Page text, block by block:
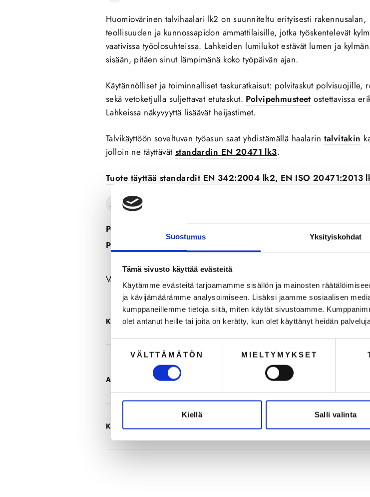
Suostumus Yksityiskohdat
Tämä sivusto käyttää evästeitä
Käytämme evästeitä tarjoamamme sisällön ja mainosten
ja kävijämäärämme analysoimiseen. Lisäksi jaamme sosiaalisen
kumppaneillemme tietoja siitä, miten käytät sivustoamme.
olet antanut heille tai joita on kerätty, kun olet käyttänyt heidän
Suostumuksen
valintaVÄLTTÄMÄTÖN MIELTYMYKSET
Kiellä Salli valinta
Huomiovärinen talvihaalari lk2 on suunniteltu erityisesti rakennusalan,
teollisuuden ja kunnossapidon ammattilaisille, jotka työskentelevät
vaativissa työolosuhteissa. Lahkeiden lumilukot estävät lumen ja
sisään, pitäen sinut lämpimänä koko työpäivän ajan.
Käytännölliset ja toiminnalliset taskuratkaisut: polvitaskut polvisuojille,
sekä vetoketjulla suljettavat etutaskut. Polvipehmusteet ostettavissa
Lahkeissa näkyvyyttä lisäävät heijastimet.
Talvikäyttöön soveltuvan työasun saat yhdistämällä haalarin talvitakin
jolloin ne täyttävät standardin EN 20471 lk3.
Tuote täyttää standardit EN 342:2004 lk2, EN ISO 20471:2013
Materiaalit
Polyesteri:
Puuvilla:
Valmistaja: Image Wear Oy
KÄYTTÖ JA HOITO-OHJEET
ARVOSTELUT
KYSYMYKSET